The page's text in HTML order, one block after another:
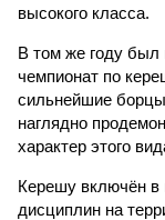
высокого класса.
В том же году
чемпионат по
сильнейшие
наглядно
характер этого
Керешу включён в
дисциплин на